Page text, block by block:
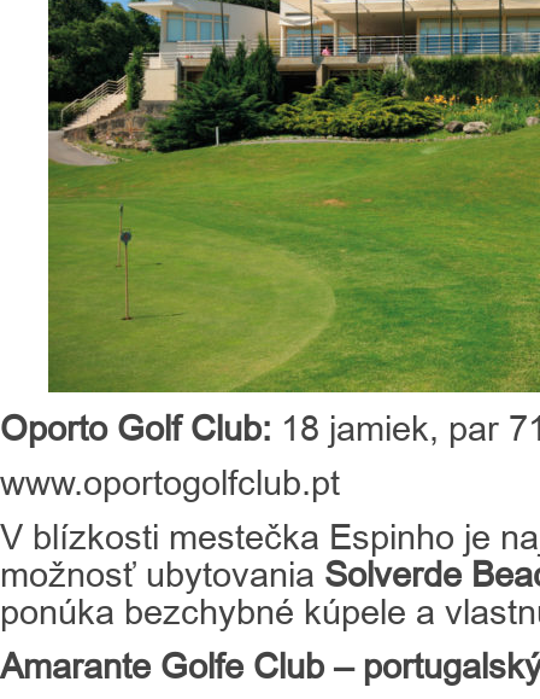
Oporto Golf Club: 18 jamiek, par
www.oportogolfclub.pt
V blízkosti mestečka Espinho je
možnosť ubytovania Solverde
ponúka bezchybné kúpele a
Amarante Golfe Club –